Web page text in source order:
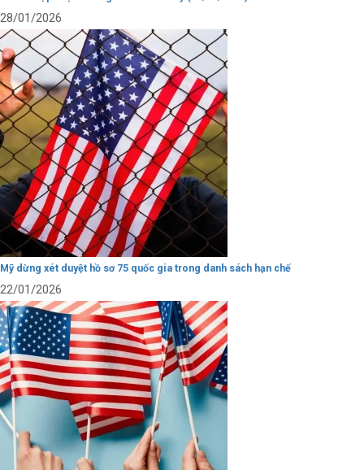
28/01/2026
Mỹ dừng xét duyệt hồ sơ 75 quốc gia trong danh sách hạn chế
22/01/2026